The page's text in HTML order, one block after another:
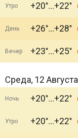
Утро +20° +22°
День +26° +28°
Вечер +23° +25°
Среда, 12 Августа
Ночь +20° +22°
Утро +20° +22°